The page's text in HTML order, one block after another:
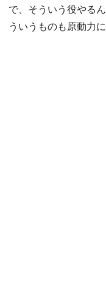
で、そういう役やる
ういうものも原動力